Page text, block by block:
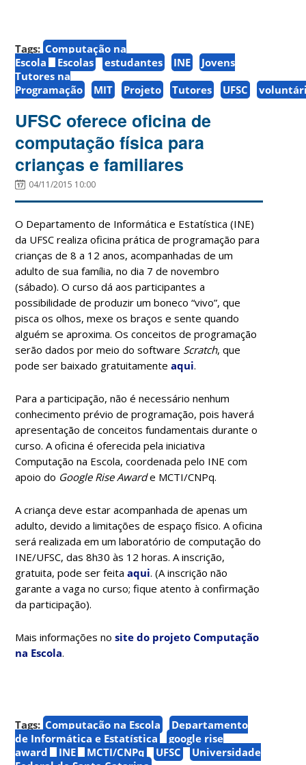
Tags: Computação na
Escola
Escolas estudantes INE
Jovens
Tutores na
Programação
MIT Projeto Tutores UFSC
UFSC oferece oficina de
computação física para
crianças e familiares
04/11/2015 10:00
O Departamento de Informática e Estatística (INE)
da UFSC realiza oficina prática de programação para
crianças de 8 a 12 anos, acompanhadas de um
adulto de sua família, no dia 7 de novembro
(sábado). O curso dá aos participantes a
possibilidade de produzir um boneco “vivo”, que
pisca os olhos, mexe os braços e sente quando
alguém se aproxima. Os conceitos de programação
serão dados por meio do software Scratch, que
pode ser baixado gratuitamenteaqui.
Para a participação, não é necessário nenhum
conhecimento prévio de programação, pois haverá
apresentação de conceitos fundamentais durante o
curso. A oficina é oferecida pela iniciativa
Computação na Escola, coordenada pelo INE com
apoio do Google Rise Awarde MCTI/CNPq.
A criança deve estar acompanhada de apenas um
adulto, devido a limitações de espaço físico. A oficina
será realizada em um laboratório de computação do
INE/UFSC, das 8h30 às 12 horas. A inscrição,
gratuita, pode ser feitaaqui. (A inscrição não
garante a vaga no curso; fique atento à confirmação
da participação).
Mais informações nosite do projeto Computação
na Escola.
Tags: Computação na Escola
Departamento
de Informática e Estatística
google rise
award
INE MCTI/CNPq UFSC
Universidade